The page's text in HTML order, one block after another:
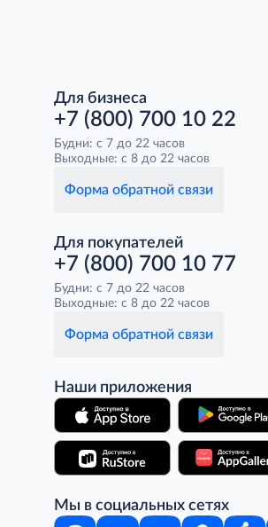
Для бизнеса
+7 (800) 700 10 22
Будни: с 7 до 22 часов
Выходные: с 8 до 22 часов
Форма обратной связи
Для покупателей
+7 (800) 700 10 77
Будни: с 7 до 22 часов
Выходные: с 8 до 22 часов
Форма обратной связи
Наши приложения
Мы в социальных сетях